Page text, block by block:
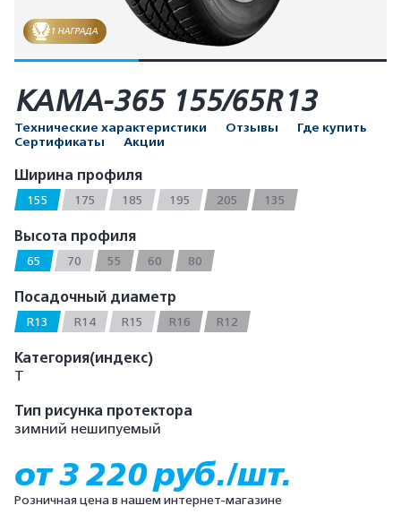
1 НАГРАДА
КАМА-365 155/65R13
Технические характеристики Отзывы
Где купить
Сертификаты
Акции
Ширина профиля
155 175 185 195 205 135
Высота профиля
65 70 55 60 80
Посадочный диаметр
R13 R14 R15 R16 R12
Категория(индекс)
T
Тип рисунка протектора
зимний нешипуемый
от 3 220 руб./шт.
Розничная цена в нашем интернет-магазине